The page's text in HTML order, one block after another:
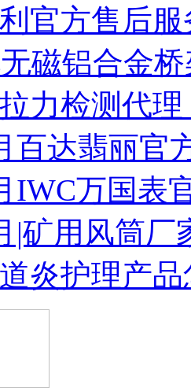
官方售后
磁铝合金
力检测代
百达翡丽官
IWC万国表
|矿用风筒厂
炎护理产